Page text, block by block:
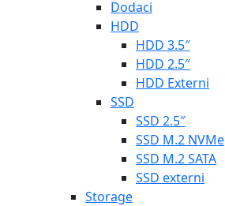
Dodaci
HDD
HDD 3.5″
HDD 2.5″
HDD Externi
SSD
SSD 2.5″
SSD M.2 NVMe
SSD M.2 SATA
SSD externi
Storage